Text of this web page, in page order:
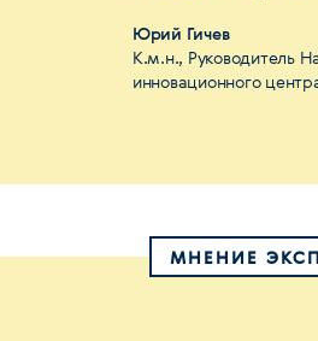
Юрий Гичев
К.м.н., Руководитель
инновационного
МНЕНИЕ